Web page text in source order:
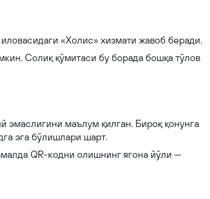
«Холис» хизмати жавоб беради.
Солиқ қўмитаси бу борада бошқа тўлов
маълум қилган. Бироқ қонунга
эга бўлишлари шарт.
QR-кодни олишнинг ягона йўли —